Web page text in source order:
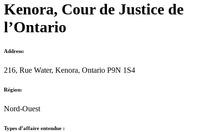
Kenora, Cour de Justice de
l’Ontario
Address:
216, Rue Water, Kenora, Ontario P9N 1S4
Région:
Nord-Ouest
Types d’affaire entendue :